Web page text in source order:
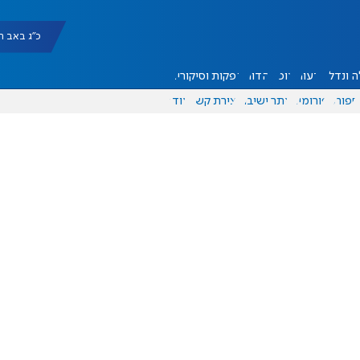
כ"ג באב תשפ"ו
ונדל"ן דעות אוכל יהדות הפקות וסיקורים
ספורט פורומים אתר ישיבה יצירת קשר עוד